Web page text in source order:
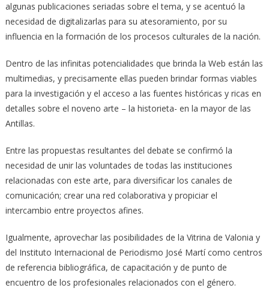
algunas publicaciones seriadas sobre el tema, y se acentuó la
necesidad de digitalizarlas para su atesoramiento, por su
influencia en la formación de los procesos culturales de la nación.
Dentro de las infinitas potencialidades que brinda la Web están las
multimedias, y precisamente ellas pueden brindar formas viables
para la investigación y el acceso a las fuentes históricas y ricas en
detalles sobre el noveno arte – la historieta- en la mayor de las
Antillas.
Entre las propuestas resultantes del debate se confirmó la
necesidad de unir las voluntades de todas las instituciones
relacionadas con este arte, para diversificar los canales de
comunicación; crear una red colaborativa y propiciar el
intercambio entre proyectos afines.
Igualmente, aprovechar las posibilidades de la Vitrina de Valonia y
del Instituto Internacional de Periodismo José Martí como centros
de referencia bibliográfica, de capacitación y de punto de
encuentro de los profesionales relacionados con el género.